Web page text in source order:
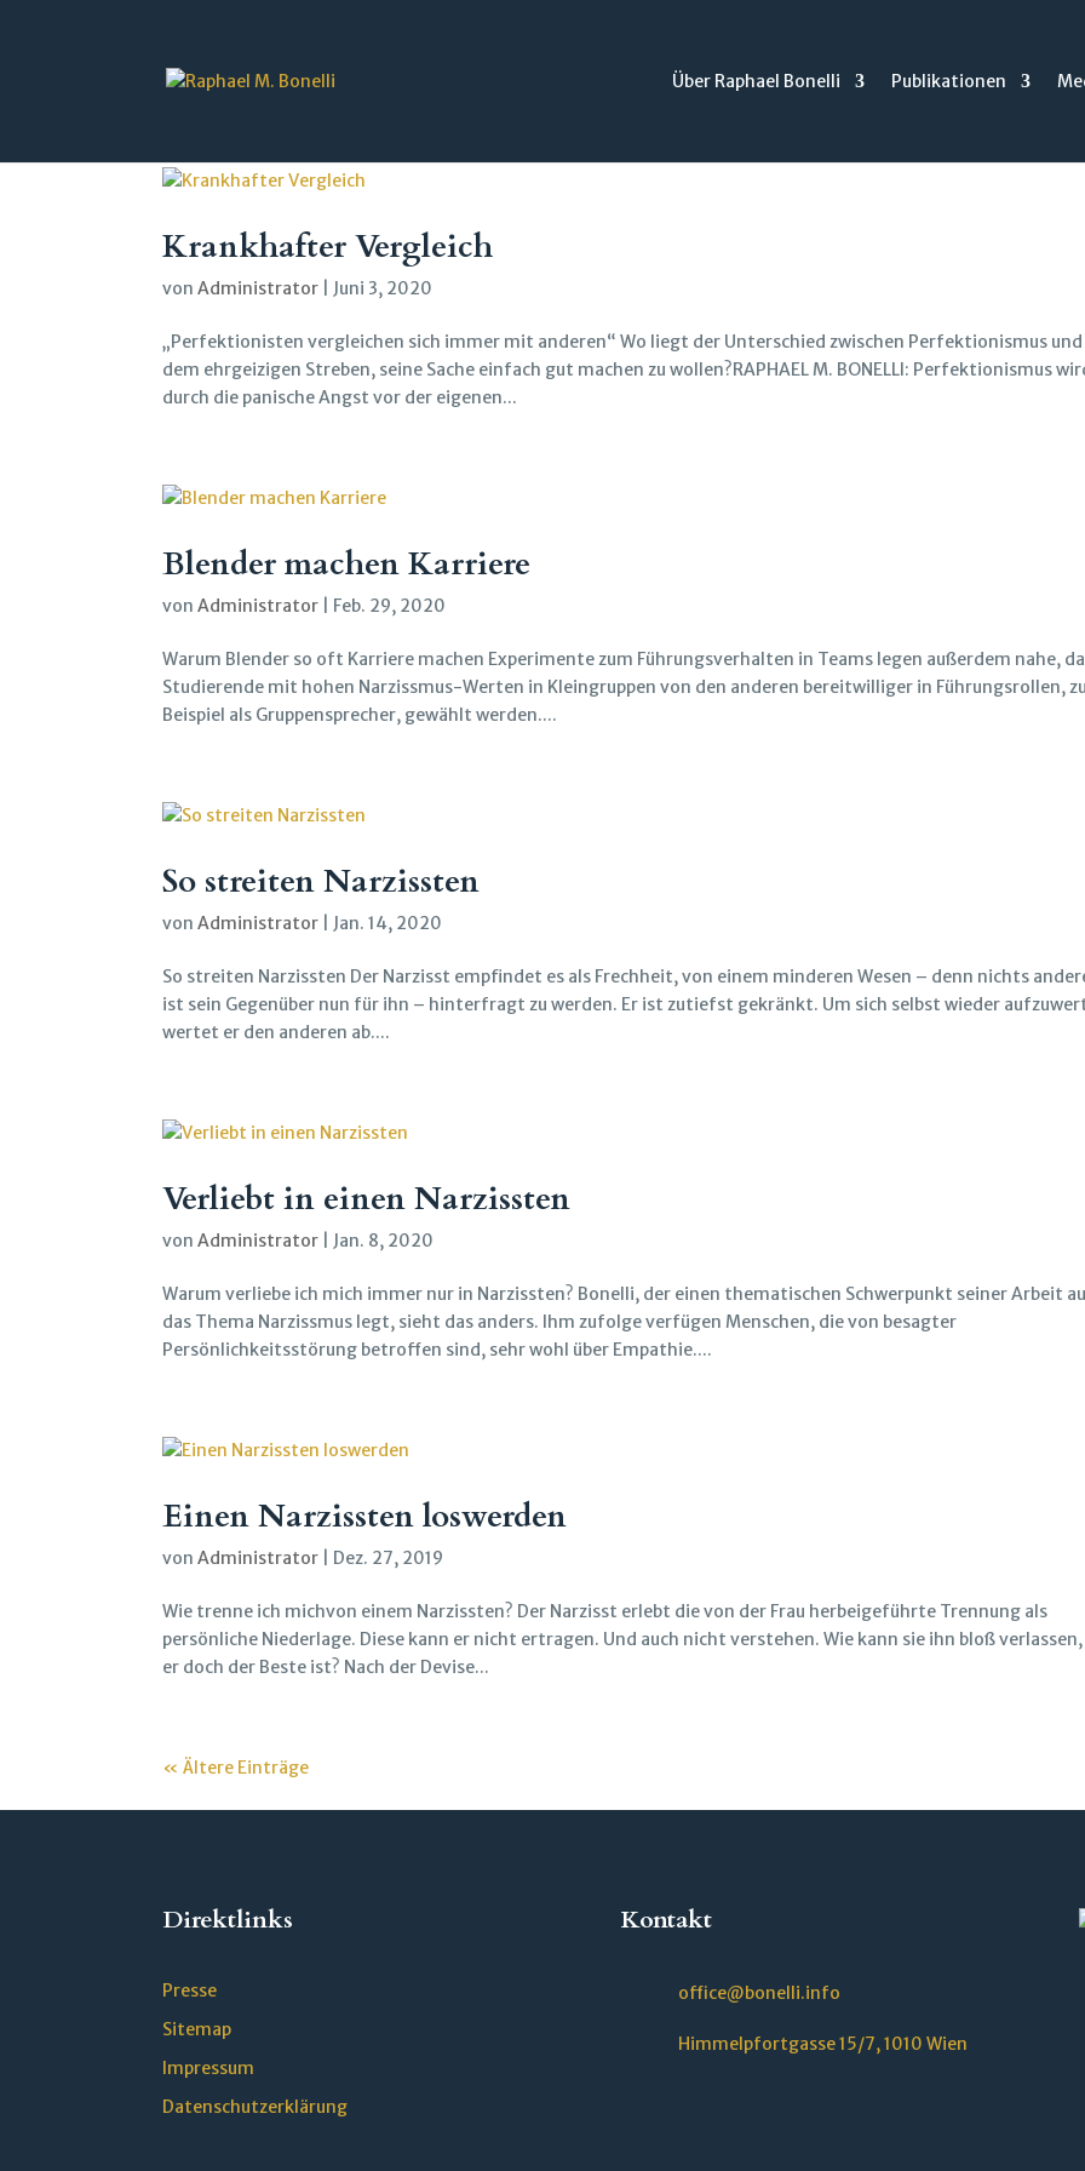
Über Raphael Bonelli Publikationen
Krankhafter Vergleich
vonAdministrator Juni 3, 2020
„Perfektionisten vergleichen sich immer mit anderen“ Wo liegt der Unterschied zwischen Perfektionismus und
dem ehrgeizigen Streben, seine Sache einfach gut machen zu wollen?RAPHAEL M. BONELLI: Perfektionismus
durch die panische Angst vor der eigenen...
Blender machen Karriere
vonAdministrator Feb. 29, 2020
Warum Blender so oft Karriere machen Experimente zum Führungsverhalten in Teams legen außerdem nahe,
Studierende mit hohen Narzissmus-Werten in Kleingruppen von den anderen bereitwilliger in Führungsrollen,
Beispiel als Gruppensprecher, gewählt werden....
So streiten Narzissten
vonAdministrator Jan. 14, 2020
So streiten Narzissten Der Narzisst empfindet es als Frechheit, von einem minderen Wesen – denn nichts
ist sein Gegenüber nun für ihn – hinterfragt zu werden. Er ist zutiefst gekränkt. Um sich selbst wieder
wertet er den anderen ab....
Verliebt in einen Narzissten
vonAdministrator Jan. 8, 2020
Warum verliebe ich mich immer nur in Narzissten? Bonelli, der einen thematischen Schwerpunkt seiner Arbeit
das Thema Narzissmus legt, sieht das anders. Ihm zufolge verfügen Menschen, die von besagter
Persönlichkeitsstörung betroffen sind, sehr wohl über Empathie....
Einen Narzissten loswerden
vonAdministrator Dez. 27, 2019
Wie trenne ich michvon einem Narzissten? Der Narzisst erlebt die von der Frau herbeigeführte Trennung als
persönliche Niederlage. Diese kann er nicht ertragen. Und auch nicht verstehen. Wie kann sie ihn bloß
er doch der Beste ist? Nach der Devise...
« Ältere Einträge
Direktlinks
Presse
Sitemap
Impressum
Datenschutzerklärung
Kontakt
office@bonelli.info
Himmelpfortgasse 15/7, 1010 Wien